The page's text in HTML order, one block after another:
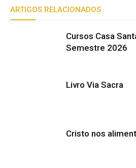
ARTIGOS RELACIONADOS
Cursos Casa
Semestre 2026
Livro Via Sacra
Cristo nos